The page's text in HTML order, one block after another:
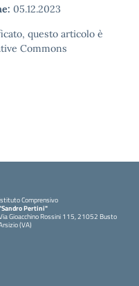
05.12.2023
questo articolo è
Commons
Comprensivo
Pertini"
Gioacchino Rossini 115, 21052 Busto
(VA)